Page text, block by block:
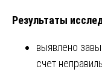
Результаты
выявлено
счет